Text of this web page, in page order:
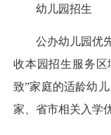
幼儿园招生
公办幼儿园优先
收本园招生服务区
致”家庭的适龄幼
家、省市相关入学